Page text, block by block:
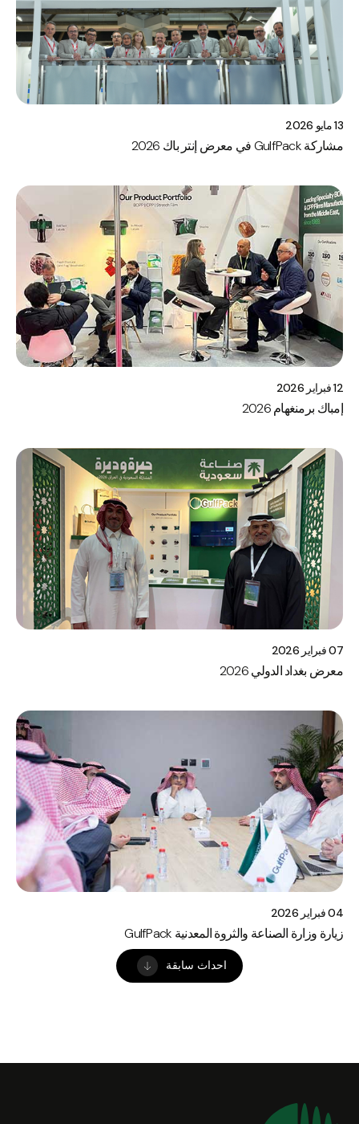
13 مايو 2026
مشاركة GulfPack في معرض إنتر باك 2026
12 فبراير 2026
إمباك برمنغهام 2026
07 فبراير 2026
معرض بغداد الدولي 2026
04 فبراير 2026
زيارة وزارة الصناعة والثروة المعدنية GulfPack
احداث سابقة